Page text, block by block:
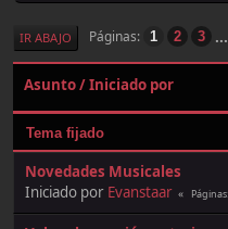
IR ABAJO Páginas 1 2 3 ...
Asunto/Iniciado por
Tema fijado
Novedades Musicales
Iniciado por Evanstaar Páginas